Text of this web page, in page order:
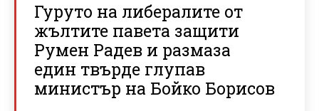
Гуруто на либералите от
жълтите павета защити
Румен Радев и размаза
един твърде глупав
министър на Бойко Борисов